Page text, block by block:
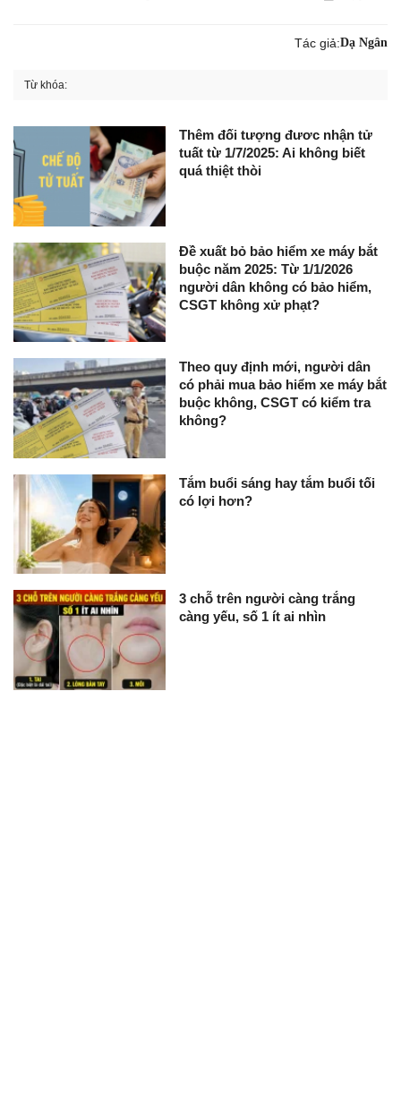
Tác giả:Dạ Ngân
Từ khóa:
Thêm đối tượng đươc nhận tử
tuất từ 1/7/2025: Ai không biết
quá thiệt thòi
Đề xuất bỏ bảo hiểm xe máy bắt
buộc năm 2025: Từ 1/1/2026
người dân không có bảo hiểm,
CSGT không xử phạt?
Theo quy định mới, người dân
có phải mua bảo hiểm xe máy bắt
buộc không, CSGT có kiểm tra
không?
Tắm buổi sáng hay tắm buổi tối
có lợi hơn?
3 chỗ trên người càng trắng
càng yếu, số 1 ít ai nhìn